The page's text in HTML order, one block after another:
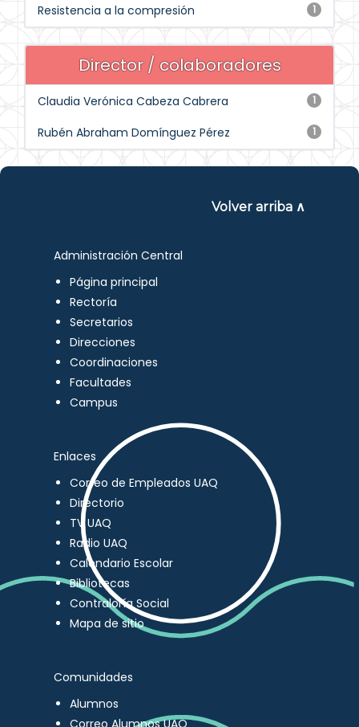
1
Resistencia a la compresión
Director / colaboradores
1
Claudia Verónica Cabeza Cabrera
1
Rubén Abraham Domínguez Pérez
Volver arriba ∧
Administración Central
Página principal
Rectoría
Secretarios
Direcciones
Coordinaciones
Facultades
Campus
Enlaces
Correo de Empleados UAQ
Directorio
TV UAQ
Radio UAQ
Calendario Escolar
Bibliotecas
Contraloría Social
Mapa de sitio
Comunidades
Alumnos
Correo Alumnos UAQ